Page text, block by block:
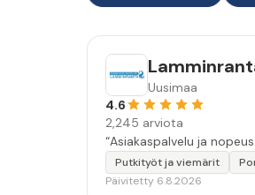
Uusimaa
4.6
2,245 arviota
“Asiakaspalvelu ja
Putkityöt ja viemärit
Päivitetty 6.8.2026